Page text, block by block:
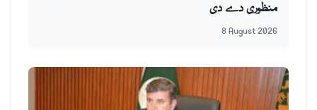
منظوری دے دی
8 August 2026